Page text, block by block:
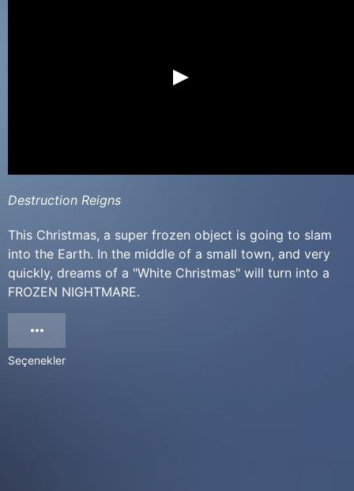
Destruction Reigns
This Christmas, a super frozen object is going to slam
into the Earth. In the middle of a small town, and very
quickly, dreams of a "White Christmas" will turn into a
FROZEN NIGHTMARE.
Seçenekler